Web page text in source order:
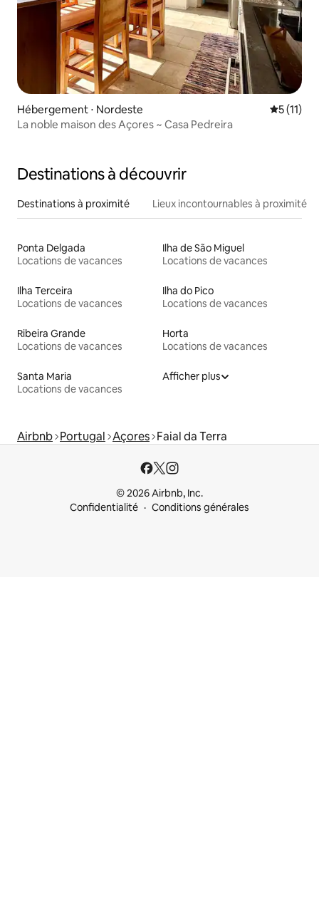
Hébergement ⋅ Nordeste
5 (11)
La noble maison des Açores ~ Casa Pedreira
Destinations à découvrir
Destinations à proximité Lieux incontournables à proximité
Ponta Delgada
Locations de vacances
Ilha de São Miguel
Locations de vacances
Ilha Terceira
Locations de vacances
Ilha do Pico
Locations de vacances
Ribeira Grande
Locations de vacances
Horta
Locations de vacances
Santa Maria
Locations de vacances
Afficher plus
Airbnb Portugal Açores Faial da Terra
© 2026 Airbnb, Inc.
Confidentialité
Conditions générales